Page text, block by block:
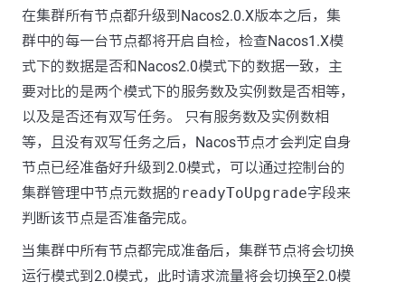
在集群所有节点都升级到Nacos2.0.X版本之后，集
群中的每一台节点都将开启自检，检查Nacos1.X模
式下的数据是否和Nacos2.0模式下的数据一致，主
要对比的是两个模式下的服务数及实例数是否相等，
以及是否还有双写任务。 只有服务数及实例数相
等，且没有双写任务之后，Nacos节点才会判定自身
节点已经准备好升级到2.0模式，可以通过控制台的
集群管理中节点元数据的readyToUpgrade字段来
判断该节点是否准备完成。
当集群中所有节点都完成准备后，集群节点将会切换
运行模式到2.0模式，此时请求流量将会切换至2.0模